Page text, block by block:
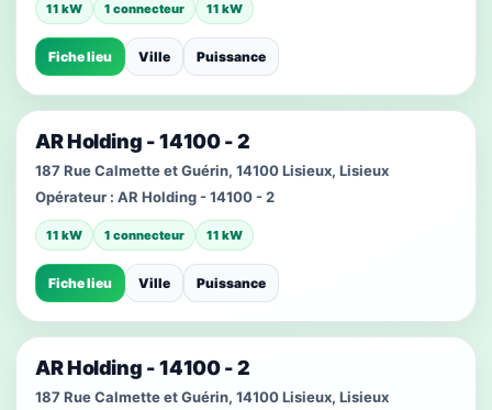
11 kW 1 connecteur 11 kW
Fiche lieu Ville Puissance
AR Holding - 14100 - 2
187 Rue Calmette et Guérin, 14100 Lisieux, Lisieux
Opérateur : AR Holding - 14100 - 2
11 kW 1 connecteur 11 kW
Fiche lieu Ville Puissance
AR Holding - 14100 - 2
187 Rue Calmette et Guérin, 14100 Lisieux, Lisieux